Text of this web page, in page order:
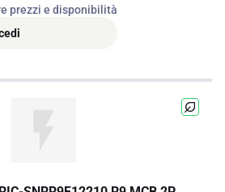
prezzi e disponibilità